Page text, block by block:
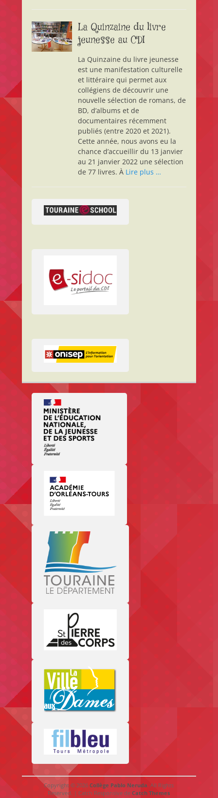
La Quinzaine du livre
jeunesse au CDI
La Quinzaine du livre jeunesse
est une manifestation culturelle
et littéraire qui permet aux
collégiens de découvrir une
nouvelle sélection de romans, de
BD, d’albums et de
documentaires récemment
publiés (entre 2020 et 2021).
Cette année, nous avons eu la
chance d’accueillir du 13 janvier
au 21 janvier 2022 une sélection
de 77 livres. À Lire plus …
Copyright © 2026Collège Pablo Neruda. All Rights
Reserved. | Catch Responsive deCatch Themes